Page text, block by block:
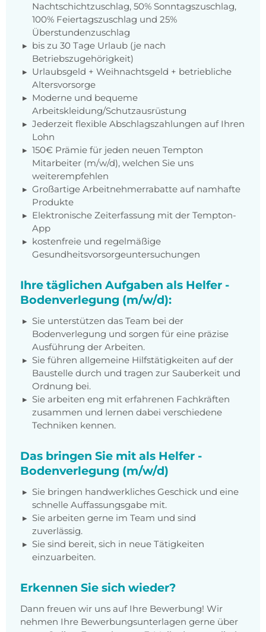
Nachtschichtzuschlag, 50% Sonntagszuschlag,
100% Feiertagszuschlag und 25%
Überstundenzuschlag
bis zu 30 Tage Urlaub (je nach
Betriebszugehörigkeit)
Urlaubsgeld + Weihnachtsgeld + betriebliche
Altersvorsorge
Moderne und bequeme
Arbeitskleidung/Schutzausrüstung
Jederzeit flexible Abschlagszahlungen auf Ihren
Lohn
150€ Prämie für jeden neuen Tempton
Mitarbeiter (m/w/d), welchen Sie uns
weiterempfehlen
Großartige Arbeitnehmerrabatte auf namhafte
Produkte
Elektronische Zeiterfassung mit der Tempton-
App
kostenfreie und regelmäßige
Gesundheitsvorsorgeuntersuchungen
Ihre täglichen Aufgaben als Helfer -
Bodenverlegung (m/w/d):
Sie unterstützen das Team bei der
Bodenverlegung und sorgen für eine präzise
Ausführung der Arbeiten.
Sie führen allgemeine Hilfstätigkeiten auf der
Baustelle durch und tragen zur Sauberkeit und
Ordnung bei.
Sie arbeiten eng mit erfahrenen Fachkräften
zusammen und lernen dabei verschiedene
Techniken kennen.
Das bringen Sie mit als Helfer -
Bodenverlegung (m/w/d)
Sie bringen handwerkliches Geschick und eine
schnelle Auffassungsgabe mit.
Sie arbeiten gerne im Team und sind
zuverlässig.
Sie sind bereit, sich in neue Tätigkeiten
einzuarbeiten.
Erkennen Sie sich wieder?
Dann freuen wir uns auf Ihre Bewerbung! Wir
nehmen Ihre Bewerbungsunterlagen gerne über